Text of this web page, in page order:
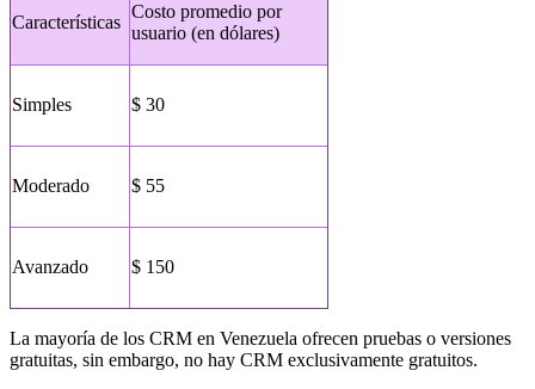
Características
Costo promedio por
usuario (en dólares)
Simples $ 30
Moderado $ 55
Avanzado $ 150
La mayoría de los CRM en Venezuela ofrecen pruebas o versiones
gratuitas, sin embargo, no hay CRM exclusivamente gratuitos.